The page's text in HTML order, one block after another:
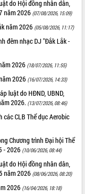
do Hội đồng nhân dân,
năm 2026 (07/08/2026, 15:09)
năm 2026 (05/08/2026, 11:17)
đêm nhạc DJ "Đắk Lắk -
2026 (18/07/2026, 11:55)
2026 (16/07/2026, 14:33)
luật do HĐND, UBND,
2026. (13/07/2026, 08:46)
các CLB Thể dục Aerobic
Chương trình Đại hội Thể
- 2026 (10/06/2026, 08:44)
do Hội đồng nhân dân,
năm 2026 (08/06/2026, 08:20)
2026 (16/04/2026, 18:18)